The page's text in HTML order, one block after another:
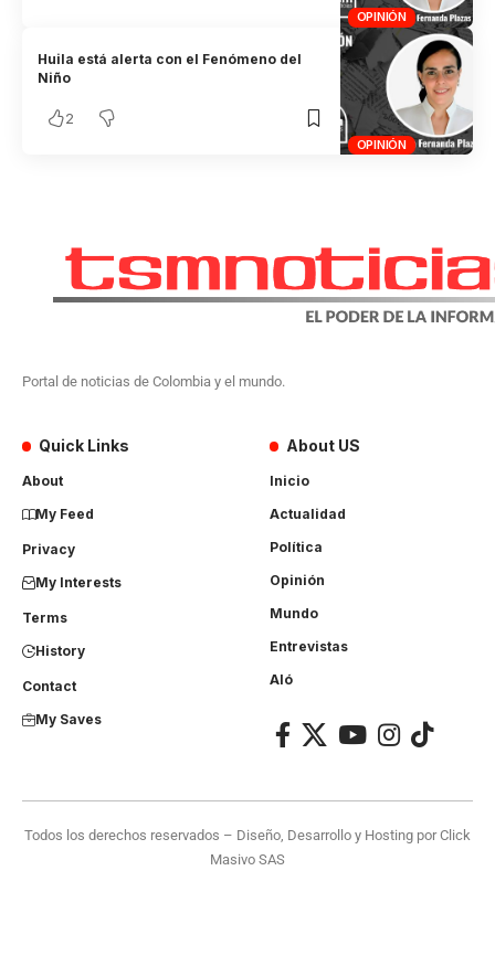
OPINIÓN
OPINIÓN
Huila está alerta con el Fenómeno del
Niño
2
Portal de noticias de Colombia y el mundo.
Quick Links
About
My Feed
Privacy
My Interests
Terms
History
Contact
My Saves
About US
Inicio
Actualidad
Política
Opinión
Mundo
Entrevistas
Aló
Todos los derechos reservados – Diseño, Desarrollo y Hosting porClick
Masivo SAS